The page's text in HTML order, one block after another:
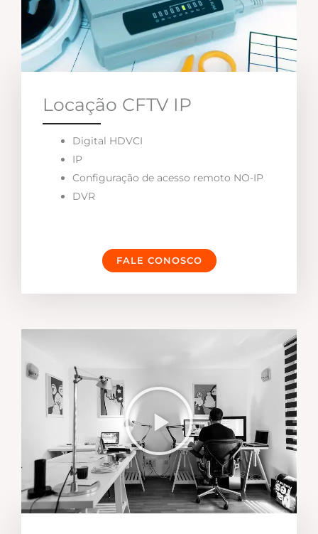
Locação CFTV IP
Digital HDVCI
IP
Configuração de acesso remoto NO-IP
DVR
FALE CONOSCO